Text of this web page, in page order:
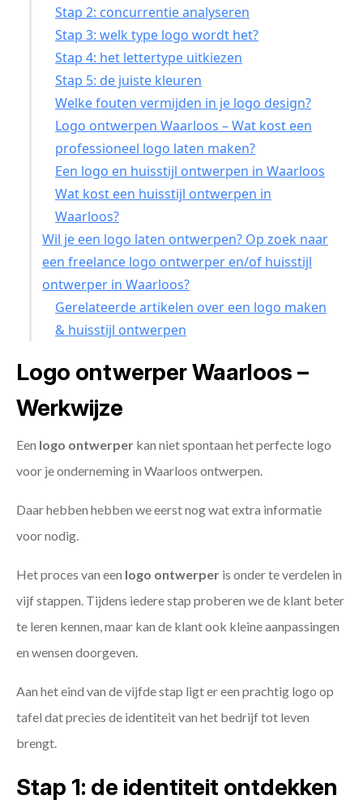
Stap 2: concurrentie analyseren
Stap 3: welk type logo wordt het?
Stap 4: het lettertype uitkiezen
Stap 5: de juiste kleuren
Welke fouten vermijden in je logo design?
Logo ontwerpen Waarloos – Wat kost een
professioneel logo laten maken?
Een logo en huisstijl ontwerpen in Waarloos
Wat kost een huisstijl ontwerpen in
Waarloos?
Wil je een logo laten ontwerpen? Op zoek naar
een freelance logo ontwerper en/of huisstijl
ontwerper in Waarloos?
Gerelateerde artikelen over een logo maken
& huisstijl ontwerpen
Logo ontwerper Waarloos –
Werkwijze
Een logo ontwerper kan niet spontaan het perfecte logo
voor je onderneming in Waarloos ontwerpen.
Daar hebben hebben we eerst nog wat extra informatie
voor nodig.
Het proces van een logo ontwerper is onder te verdelen in
vijf stappen. Tijdens iedere stap proberen we de klant beter
te leren kennen, maar kan de klant ook kleine aanpassingen
en wensen doorgeven.
Aan het eind van de vijfde stap ligt er een prachtig logo op
tafel dat precies de identiteit van het bedrijf tot leven
brengt.
Stap 1: de identiteit ontdekken